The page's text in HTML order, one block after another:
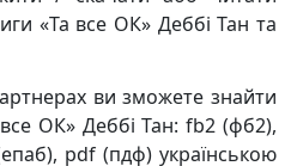
«Та все ОК» Деббі Тан та
ви зможете знайти
ОК» Деббі Тан: fb2 (фб2),
pdf (пдф) українською